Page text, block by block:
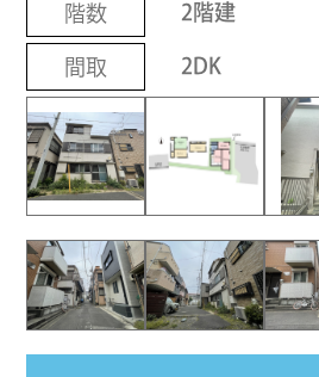
階数 2階建
間取 2DK